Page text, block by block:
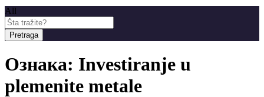
All
Pretraga
Ознака: Investiranje u
plemenite metale